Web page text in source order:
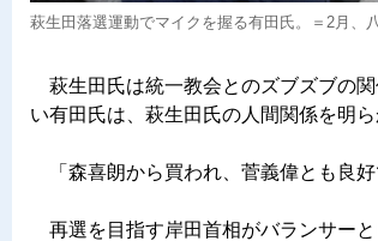
萩生田落選運動でマイクを握る有田氏。＝2月
萩生田氏は統一教会とのズブズブの
い有田氏は、萩生田氏の人間関係を明ら
「森喜朗から買われ、菅義偉とも良好
再選を目指す岸田首相がバランサー